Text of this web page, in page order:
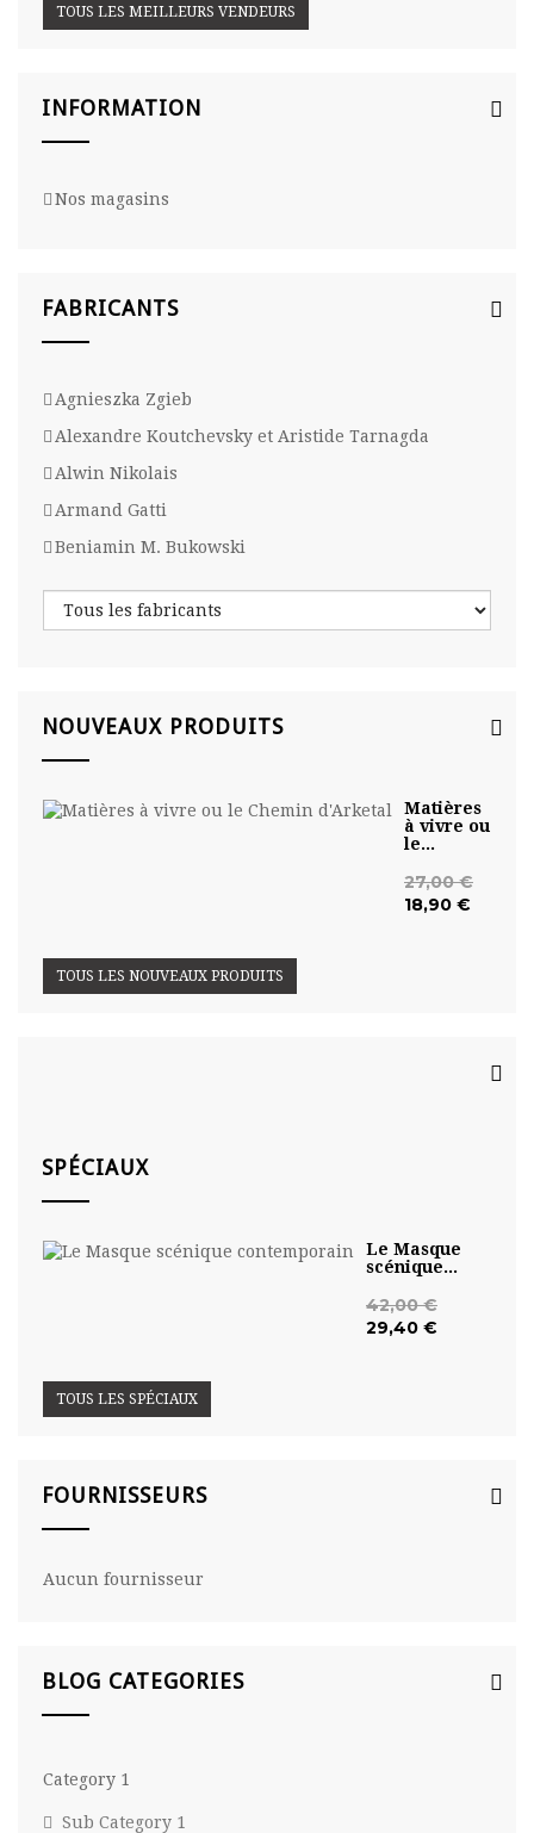
TOUS LES MEILLEURS VENDEURS
INFORMATION
Nos magasins
FABRICANTS
Agnieszka Zgieb
Alexandre Koutchevsky et Aristide Tarnagda
Alwin Nikolais
Armand Gatti
Beniamin M. Bukowski
NOUVEAUX PRODUITS
Matières
à vivre ou
le...
27,00 €
18,90 €
TOUS LES NOUVEAUX PRODUITS
SPÉCIAUX
Le Masque
scénique...
42,00 €
29,40 €
TOUS LES SPÉCIAUX
FOURNISSEURS
Aucun fournisseur
BLOG CATEGORIES
Category 1
Sub Category 1